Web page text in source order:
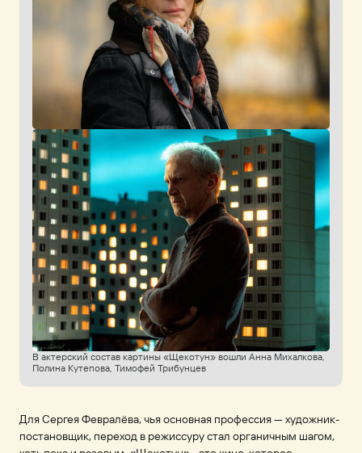
В актерский состав картины «Щекотун» вошли Анна Михалкова,
Полина Кутепова, Тимофей Трибунцев
Для Сергея Февралёва, чья основная профессия — художник-
постановщик, переход в режиссуру стал органичным шагом,